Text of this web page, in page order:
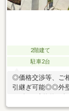
2階建て
駐車2台
◎価格交渉等、ご
引継ぎ可能◎◎外
110坪・建物約
る◎◎日当たり風